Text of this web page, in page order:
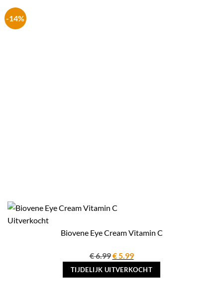
-14%
Uitverkocht
Biovene Eye Cream Vitamin C
€6.99Oorspronkelijke
prijs
was:
€5.99Huidige
prijs
is:
TIJDELIJK UITVERKOCHT